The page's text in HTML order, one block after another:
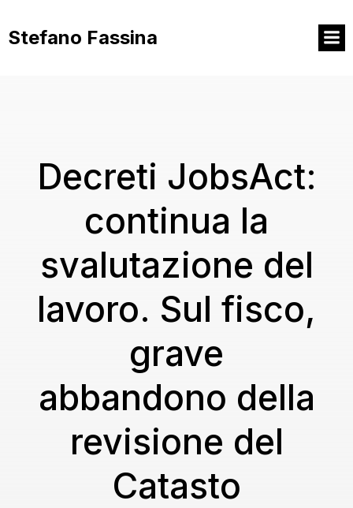
contenuto
Stefano Fassina
Decreti JobsAct:
continua la
svalutazione del
lavoro. Sul fisco,
grave
abbandono della
revisione del
Catasto